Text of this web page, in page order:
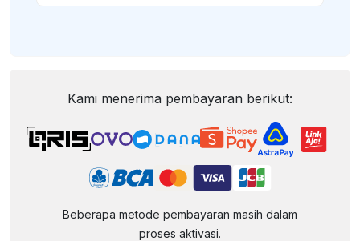
Kami menerima pembayaran berikut:
Beberapa metode pembayaran masih dalam
proses aktivasi.